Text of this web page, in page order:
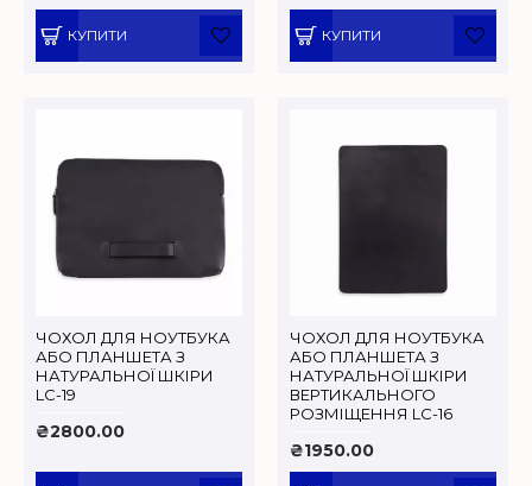
КУПИТИ КУПИТИ
ЧОХОЛ ДЛЯ НОУТБУКА
АБО ПЛАНШЕТА З
НАТУРАЛЬНОЇ ШКІРИ
LC-19
₴2800.00
ЧОХОЛ ДЛЯ НОУТБУКА
АБО ПЛАНШЕТА З
НАТУРАЛЬНОЇ ШКІРИ
ВЕРТИКАЛЬНОГО
РОЗМІЩЕННЯ LC-16
₴1950.00